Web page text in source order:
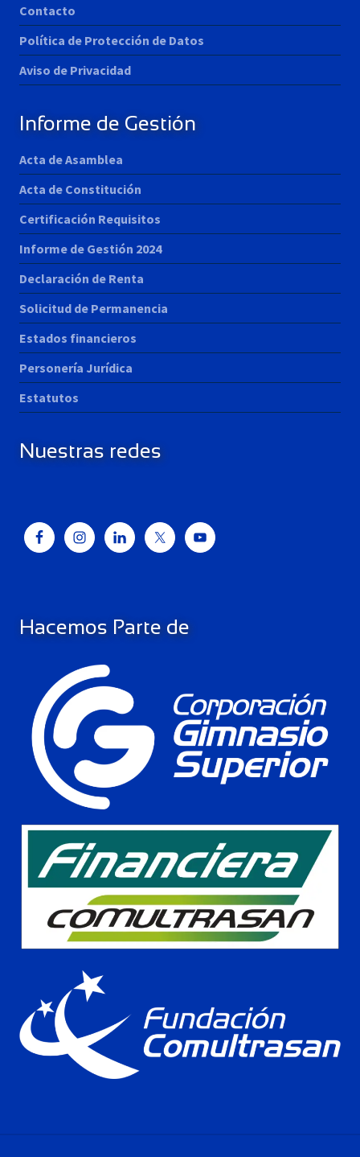
Contacto
Política de Protección de Datos
Aviso de Privacidad
Informe de Gestión
Acta de Asamblea
Acta de Constitución
Certificación Requisitos
Informe de Gestión 2024
Declaración de Renta
Solicitud de Permanencia
Estados financieros
Personería Jurídica
Estatutos
Nuestras redes
Hacemos Parte de